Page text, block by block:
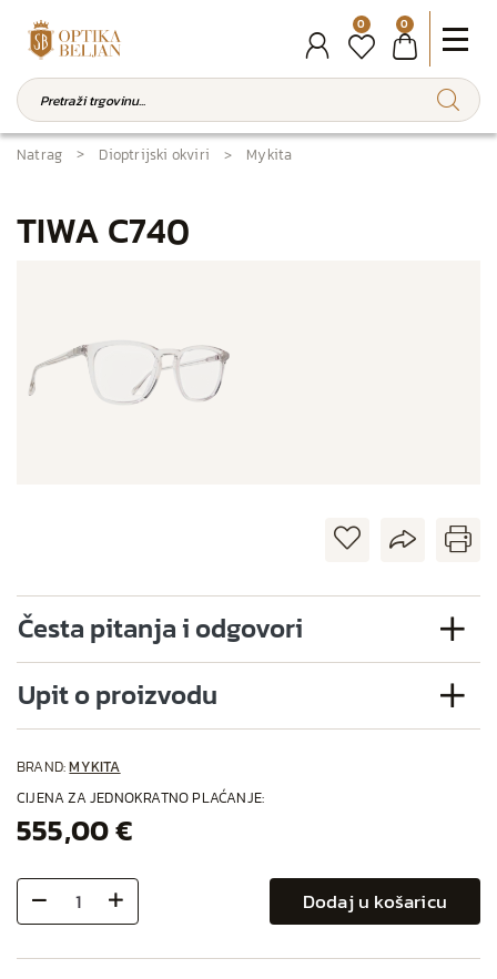
0 0
Natrag Dioptrijski okviri Mykita
TIWA C740
Česta pitanja i odgovori
Upit o proizvodu
BRAND:MYKITA
CIJENA ZA JEDNOKRATNO PLAĆANJE:
555,00 €
Dodaj u košaricu